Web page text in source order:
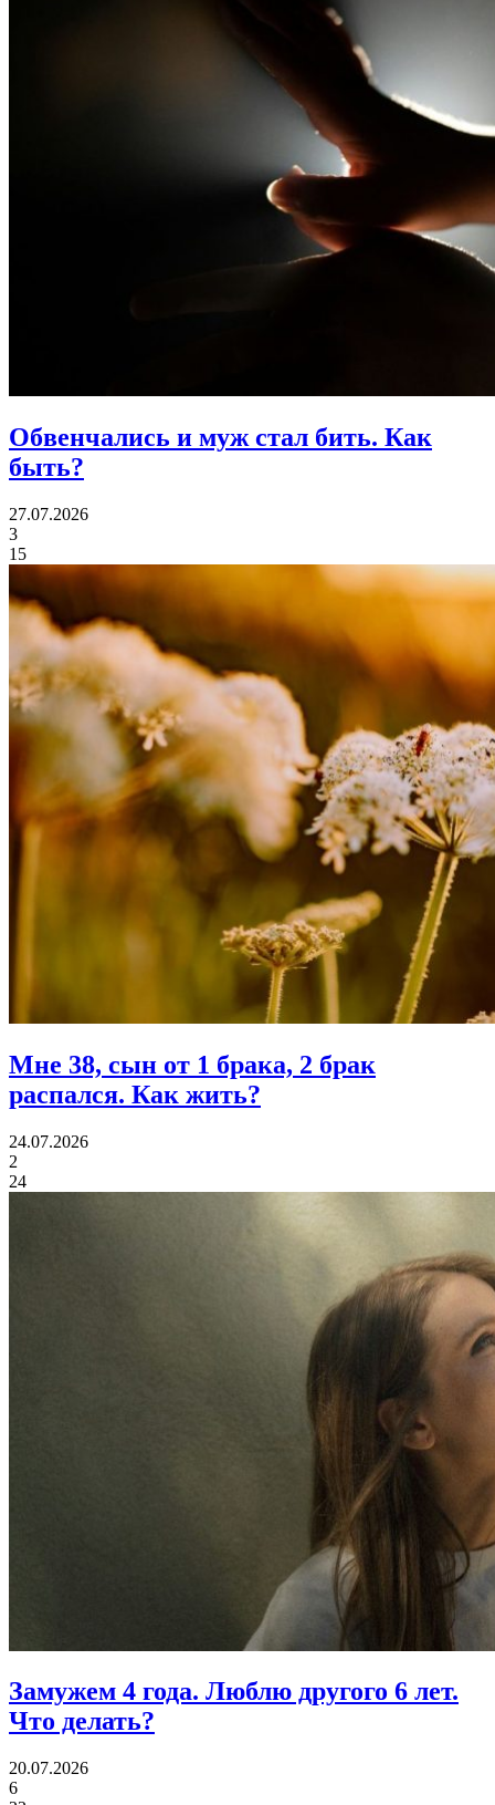
Обвенчались и муж стал бить. Как
быть?
27.07.2026
3
15
Мне 38, сын от 1 брака, 2 брак
распался. Как жить?
24.07.2026
2
24
Замужем 4 года. Люблю другого 6 лет.
Что делать?
20.07.2026
6